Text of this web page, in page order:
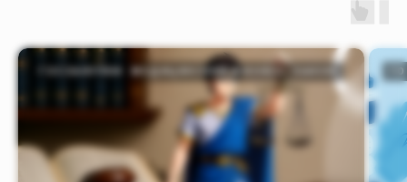
МЕДИЦИНСКИЙ БИЗНЕС